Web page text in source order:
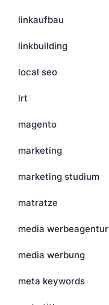
linkaufbau
linkbuilding
local seo
lrt
magento
marketing
marketing studium
matratze
media werbeagentur
media werbung
meta keywords